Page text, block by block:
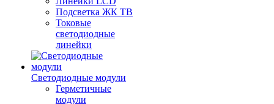
Подсветка ЖК ТВ
Токовые
светодиодные
линейки
Светодиодные модули
Герметичные
модули